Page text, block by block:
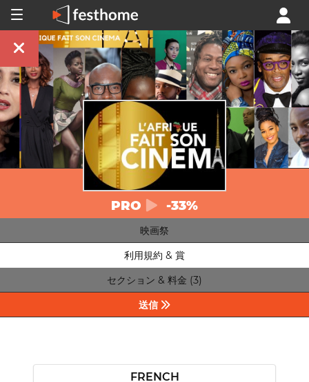
PRO -33%
映画祭
利用規約 & 賞
セクション & 料金 (3)
送信
FRENCH